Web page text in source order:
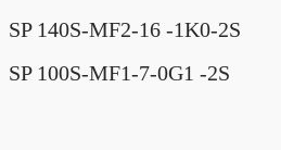
SP 140S-MF2-16 -1K0-2S
SP 100S-MF1-7-0G1 -2S